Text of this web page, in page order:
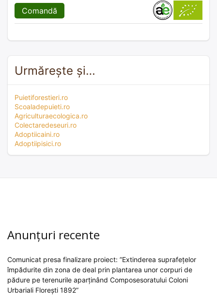
Comandă
Urmărește și…
Puietiforestieri.ro
Scoaladepuieti.ro
Agriculturaecologica.ro
Colectaredeseuri.ro
Adoptiicaini.ro
Adoptiipisici.ro
Anunțuri recente
Comunicat presa finalizare proiect: ”Extinderea suprafețelor
împădurite din zona de deal prin plantarea unor corpuri de
pădure pe terenurile aparținând Composesoratului Coloni
Urbariali Florești 1892”